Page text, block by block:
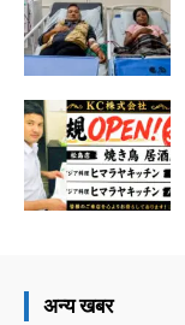
अन्य खबर